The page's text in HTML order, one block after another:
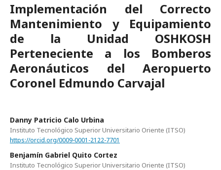
Implementación del Correcto
Mantenimiento y Equipamiento
de la Unidad OSHKOSH
Perteneciente a los Bomberos
Aeronáuticos del Aeropuerto
Coronel Edmundo Carvajal
Danny Patricio Calo Urbina
Instituto Tecnológico Superior Universitario Oriente (ITSO)
https://orcid.org/0009-0001-2122-7701
Benjamín Gabriel Quito Cortez
Instituto Tecnológico Superior Universitario Oriente (ITSO)